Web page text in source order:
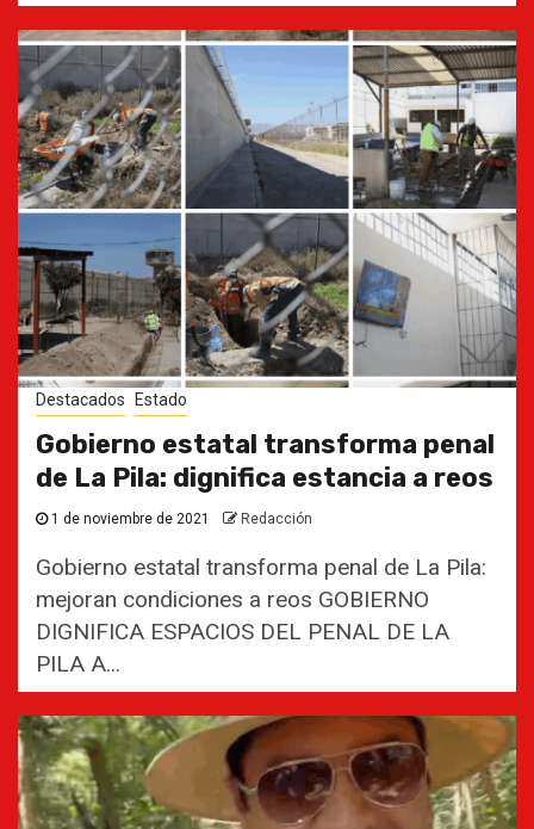
Destacados Estado
Gobierno estatal transforma penal
de La Pila: dignifica estancia a reos
1 de noviembre de 2021 Redacción
Gobierno estatal transforma penal de La Pila:
mejoran condiciones a reos GOBIERNO
DIGNIFICA ESPACIOS DEL PENAL DE LA
PILA A...